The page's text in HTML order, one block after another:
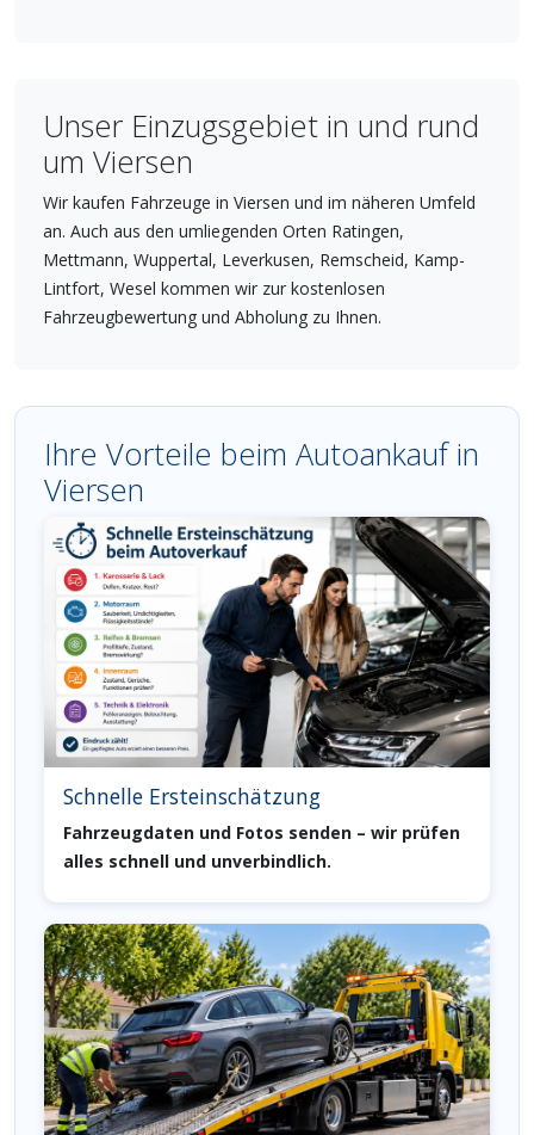
Unser Einzugsgebiet in und rund
um Viersen
Wir kaufen Fahrzeuge in Viersen und im näheren Umfeld
an. Auch aus den umliegenden Orten Ratingen,
Mettmann, Wuppertal, Leverkusen, Remscheid, Kamp-
Lintfort, Wesel kommen wir zur kostenlosen
Fahrzeugbewertung und Abholung zu Ihnen.
Ihre Vorteile beim Autoankauf in
Viersen
Schnelle Ersteinschätzung
Fahrzeugdaten und Fotos senden – wir prüfen
alles schnell und unverbindlich.